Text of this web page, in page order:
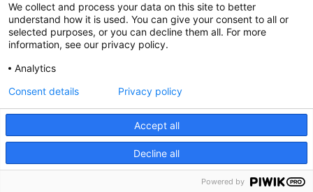
@CGTCatalunya
cgtcatalunya
cgtcatalunya
Desenvolupat per
We collect and process your data on this site to better
understand how it is used. You can give your consent to all or
selected purposes, or you can decline them all. For more
information, see our privacy policy.
Analytics
Accept all
Decline all
Consent details Privacy policy
Powered by